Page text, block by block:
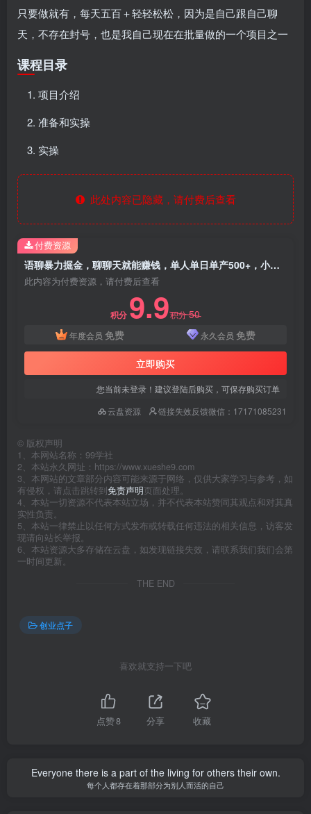
只要做就有，每天五百＋轻轻松松，因为是自己跟自己聊
天，不存在封号，也是我自己现在在批量做的一个项目之一
课程目录
项目介绍
准备和实操
实操
此处内容已隐藏，请付费后查看
语聊暴力掘金，聊聊天就能赚钱，单人单日单产500+，小白也能无脑做，
此内容为付费资源，请付费后查看
积分 9.9积分50
年度会员 免费 永久会员 免费
立即购买
您当前未登录！建议登陆后购买，可保存购买订单
云盘资源
链接失效反馈微信：17171085231
付费资源
© 版权声明
1、本网站名称：99学社
2、本站永久网址：https://www.xueshe9.com
3、本网站的文章部分内容可能来源于网络，仅供大家学习与参考，如
有侵权，请点击跳转到免责声明页面处理。
4、本站一切资源不代表本站立场，并不代表本站赞同其观点和对其真
实性负责。
5、本站一律禁止以任何方式发布或转载任何违法的相关信息，访客发
现请向站长举报。
6、本站资源大多存储在云盘，如发现链接失效，请联系我们我们会第
一时间更新。
THE END
创业点子
喜欢就支持一下吧
点赞8 分享 收藏
Everyone there is a part of the living for others their own.
每个人都存在着那部分为别人而活的自己